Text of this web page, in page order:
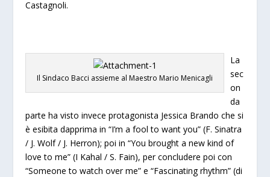
Castagnoli.
Il Sindaco Bacci assieme al Maestro Mario Menicagli
La
sec
on
da
parte ha visto invece protagonista Jessica Brando che si
è esibita dapprima in “I’m a fool to want you” (F. Sinatra
/ J. Wolf / J. Herron); poi in “You brought a new kind of
love to me” (I Kahal / S. Fain), per concludere poi con
“Someone to watch over me” e “Fascinating rhythm” (di